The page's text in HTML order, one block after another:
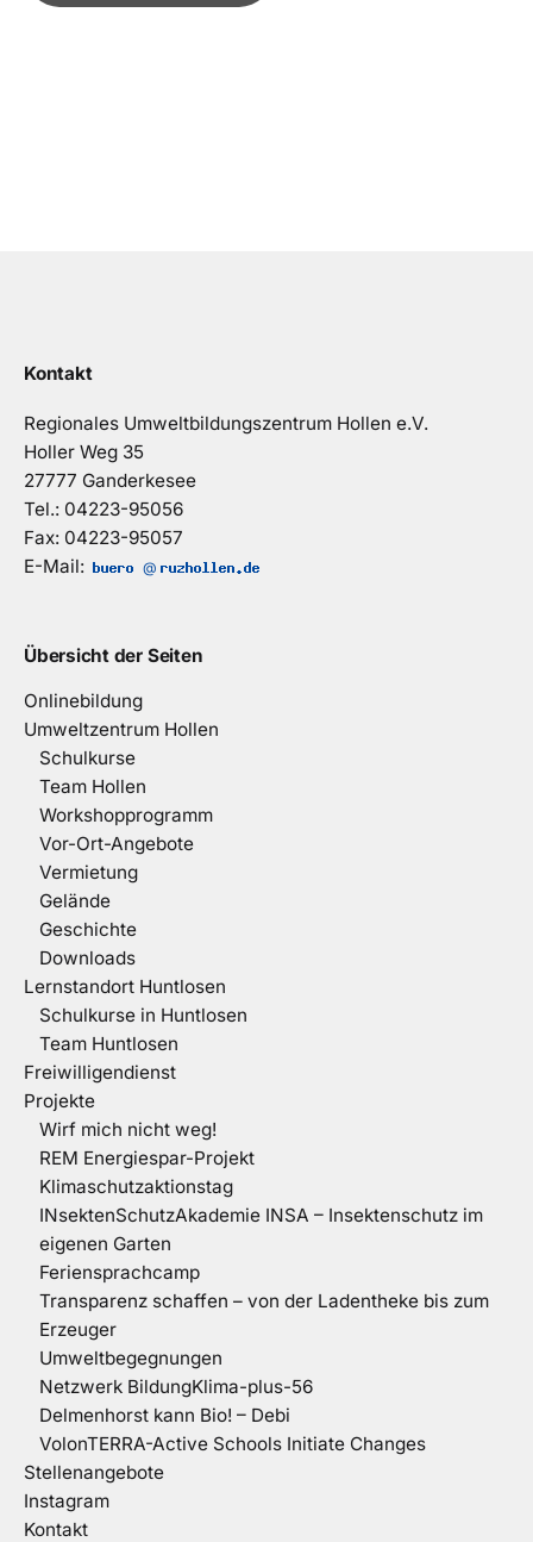
Kontakt
Regionales Umweltbildungszentrum Hollen e.V.
Holler Weg 35
27777 Ganderkesee
Tel.: 04223-95056
Fax: 04223-95057
E-Mail:
@
Übersicht der Seiten
Onlinebildung
Umweltzentrum Hollen
Schulkurse
Team Hollen
Workshopprogramm
Vor-Ort-Angebote
Vermietung
Gelände
Geschichte
Downloads
Lernstandort Huntlosen
Schulkurse in Huntlosen
Team Huntlosen
Freiwilligendienst
Projekte
Wirf mich nicht weg!
REM Energiespar-Projekt
Klimaschutzaktionstag
INsektenSchutzAkademie INSA – Insektenschutz im
eigenen Garten
Feriensprachcamp
Transparenz schaffen – von der Ladentheke bis zum
Erzeuger
Umweltbegegnungen
Netzwerk BildungKlima-plus-56
Delmenhorst kann Bio! – Debi
VolonTERRA-Active Schools Initiate Changes
Stellenangebote
Instagram
Kontakt